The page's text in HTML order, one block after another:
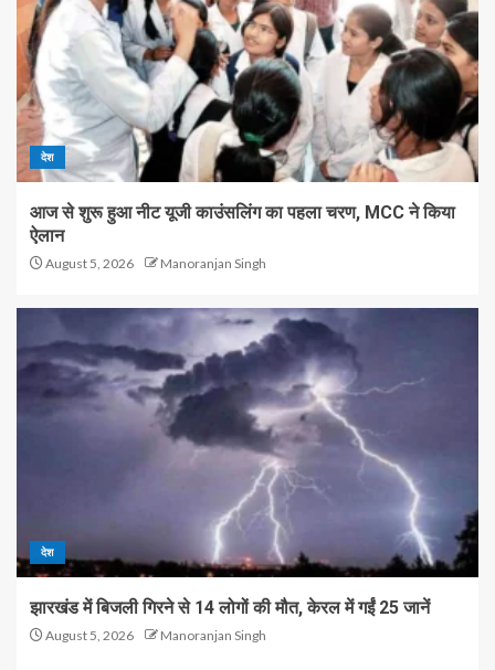
देश
आज से शुरू हुआ नीट यूजी काउंसलिंग का पहला चरण, MCC ने किया
ऐलान
August 5, 2026 Manoranjan Singh
देश
झारखंड में बिजली गिरने से 14 लोगों की मौत, केरल में गईं 25 जानें
August 5, 2026 Manoranjan Singh